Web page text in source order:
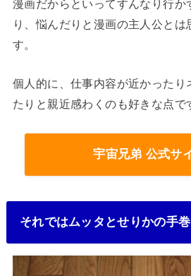
漫画だからといってすんなり行か
り、悩んだりと漫画の主人公とは
す。
個人的に、仕事内容が近かったり
たりと親近感わくのも好きな点で
宇宙兄弟 公式サ
それではムッタとせりかの手